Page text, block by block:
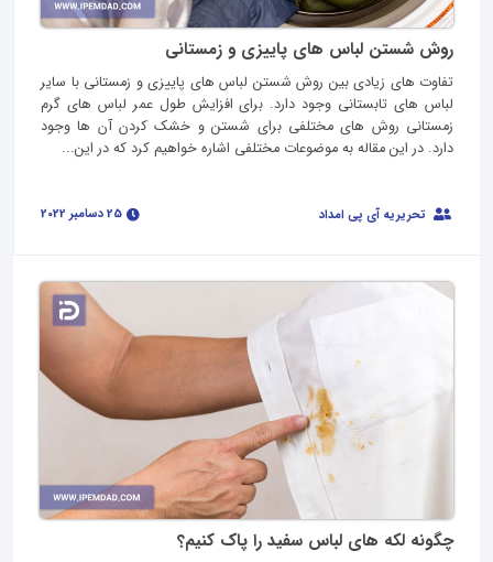
روش شستن لباس های پاییزی و زمستانی
تفاوت های زیادی بین روش شستن لباس های پاییزی و زمستانی با سایر
لباس های تابستانی وجود دارد. برای افزایش طول عمر لباس های گرم
زمستانی روش های مختلفی برای شستن و خشک کردن آن ها وجود
دارد. در این مقاله به موضوعات مختلفی اشاره خواهیم کرد که در این...
تحریریه آی پی امداد
چگونه لکه های لباس سفید را پاک کنیم؟